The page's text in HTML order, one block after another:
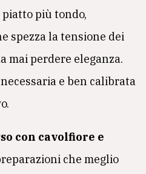
piatto più tondo,
spezza la tensione dei
mai perdere eleganza.
e ben calibrata
con cavolfiore e
che meglio